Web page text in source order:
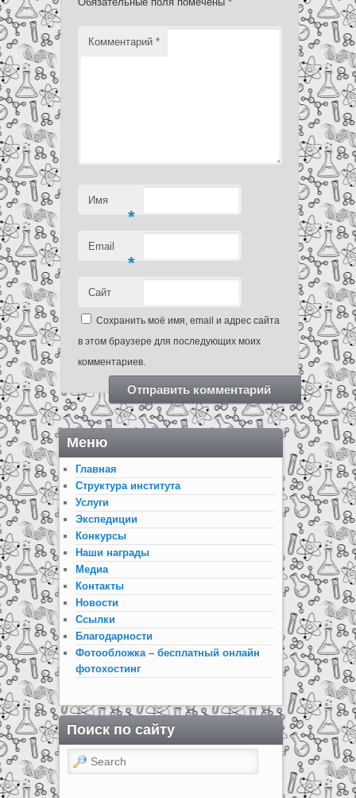
Комментарий *
Имя
*
Email
*
Сайт
Сохранить моё имя, email и адрес сайта
в этом браузере для последующих моих
комментариев.
Меню
Главная
Структура института
Услуги
Экспедиции
Конкурсы
Наши награды
Медиа
Контакты
Новости
Ссылки
Благодарности
Фотообложка – бесплатный онлайн
фотохостинг
Поиск по сайту
Search